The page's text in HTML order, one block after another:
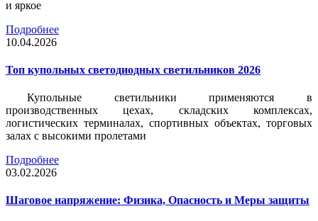
и яркое
Подробнее
10.04.2026
Топ купольных светодиодных светильников 2026
Купольные светильники применяются в
производственных цехах, складских комплексах,
логистических терминалах, спортивных объектах, торговых
залах с высокими пролетами
Подробнее
03.02.2026
Шаговое напряжение: Физика, Опасность и Меры защиты